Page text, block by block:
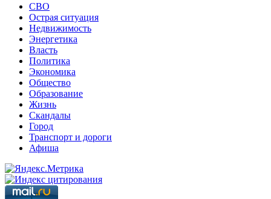
СВО
Острая ситуация
Недвижимость
Энергетика
Власть
Политика
Экономика
Общество
Образование
Жизнь
Скандалы
Город
Транспорт и дороги
Афиша